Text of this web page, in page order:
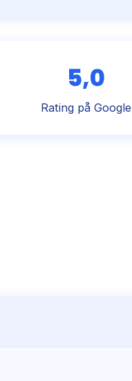
5,0
Rating på Google